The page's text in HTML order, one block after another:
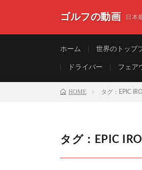
ゴルフの動画 日本
ホーム 世界のトップ
ドライバー フェア
HOME タグ：EPIC
タグ：EPIC